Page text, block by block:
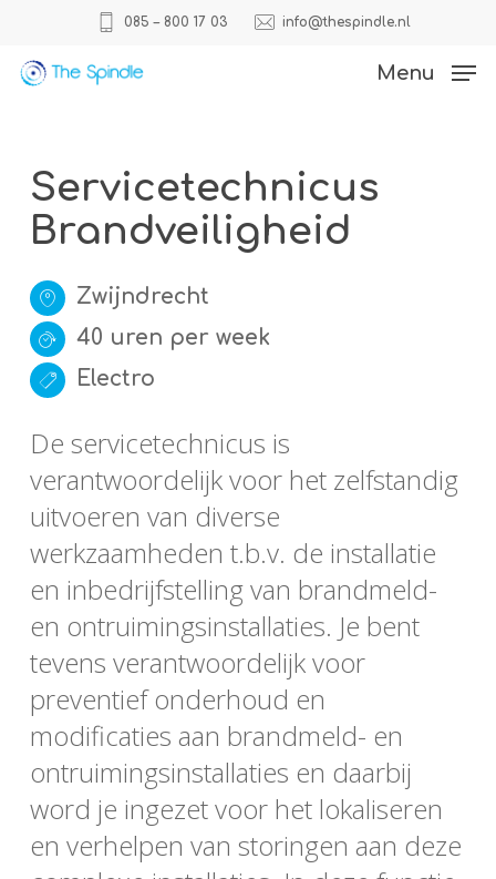
main
085 – 800 17 03 info@thespindle.nl
Menu
Servicetechnicus
Brandveiligheid
Zwijndrecht
40 uren per week
Electro
De servicetechnicus is
verantwoordelijk voor het zelfstandig
uitvoeren van diverse
werkzaamheden t.b.v. de installatie
en inbedrijfstelling van brandmeld-
en ontruimingsinstallaties. Je bent
tevens verantwoordelijk voor
preventief onderhoud en
modificaties aan brandmeld- en
ontruimingsinstallaties en daarbij
word je ingezet voor het lokaliseren
en verhelpen van storingen aan deze
Close